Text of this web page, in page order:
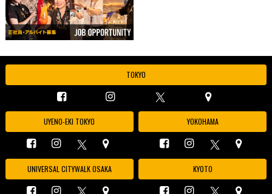
TOKYO
UYENO-EKI TOKYO YOKOHAMA
UNIVERSAL CITYWALK OSAKA KYOTO